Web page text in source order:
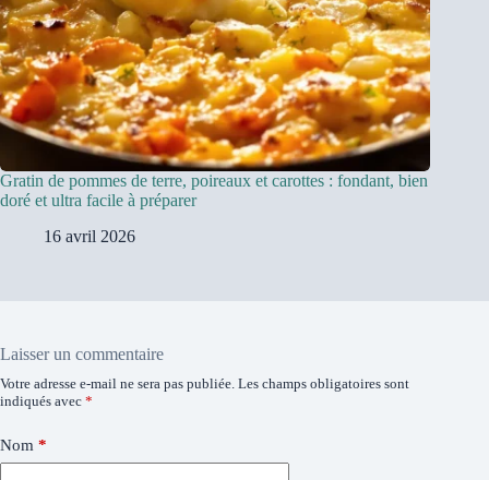
Gratin de pommes de terre, poireaux et carottes : fondant, bien
doré et ultra facile à préparer
16 avril 2026
Laisser un commentaire
Votre adresse e-mail ne sera pas publiée. Les champs obligatoires sont
indiqués avec *
Nom *